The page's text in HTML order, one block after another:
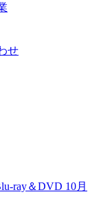
せ
ray＆DVD 10月